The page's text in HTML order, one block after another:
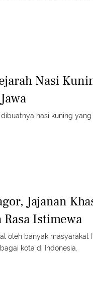
Nasi
nasi kuning
Jajanan
Istimewa
oleh banyak masyarakat
kota di Indonesia.